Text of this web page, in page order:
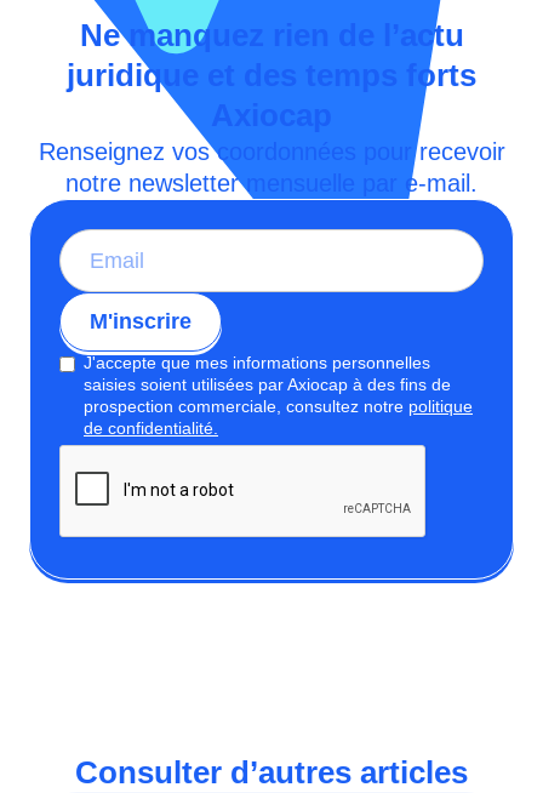
Ne manquez rien de l’actu
juridique et des temps forts
Axiocap
Renseignez vos coordonnées pour recevoir
notre newsletter mensuelle par e-mail.
J'accepte que mes informations personnelles
saisies soient utilisées par Axiocap à des fins de
prospection commerciale, consultez notre politique
de confidentialité.
Consulter d’autres articles